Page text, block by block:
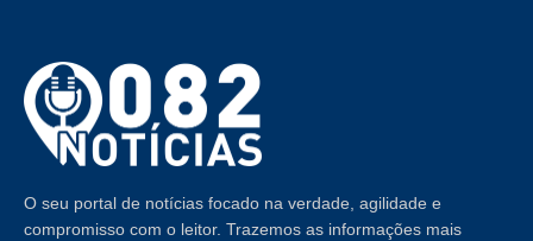
O seu portal de notícias focado na verdade, agilidade e
compromisso com o leitor. Trazemos as informações mais